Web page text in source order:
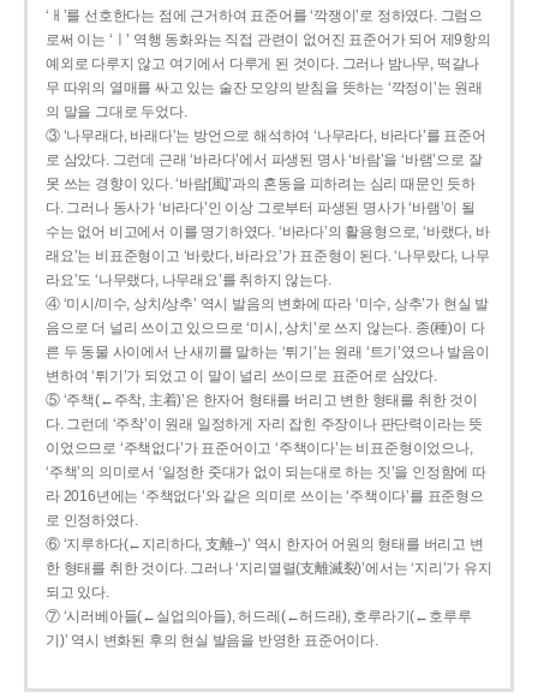
‘ㅐ’를 선호한다는 점에 근거하여 표준어를 ‘깍쟁이’로 정하였다. 그럼으
로써 이는 ‘ㅣ’ 역행 동화와는 직접 관련이 없어진 표준어가 되어 제9항의
예외로 다루지 않고 여기에서 다루게 된 것이다. 그러나 밤나무, 떡갈나
무 따위의 열매를 싸고 있는 술잔 모양의 받침을 뜻하는 ‘깍정이’는 원래
의 말을 그대로 두었다.
③ ‘나무래다, 바래다’는 방언으로 해석하여 ‘나무라다, 바라다’를 표준어
로 삼았다. 그런데 근래 ‘바라다’에서 파생된 명사 ‘바람’을 ‘바램’으로 잘
못 쓰는 경향이 있다. ‘바람[風]’과의 혼동을 피하려는 심리 때문인 듯하
다. 그러나 동사가 ‘바라다’인 이상 그로부터 파생된 명사가 ‘바램’이 될
수는 없어 비고에서 이를 명기하였다. ‘바라다’의 활용형으로, ‘바랬다, 바
래요’는 비표준형이고 ‘바랐다, 바라요’가 표준형이 된다. ‘나무랐다, 나무
라요’도 ‘나무랬다, 나무래요’를 취하지 않는다.
④ ‘미시/미수, 상치/상추’ 역시 발음의 변화에 따라 ‘미수, 상추’가 현실 발
음으로 더 널리 쓰이고 있으므로 ‘미시, 상치’로 쓰지 않는다. 종(種)이 다
른 두 동물 사이에서 난 새끼를 말하는 ‘튀기’는 원래 ‘트기’였으나 발음이
변하여 ‘튀기’가 되었고 이 말이 널리 쓰이므로 표준어로 삼았다.
⑤ ‘주책(←주착, 主着)’은 한자어 형태를 버리고 변한 형태를 취한 것이
다. 그런데 ‘주착’이 원래 일정하게 자리 잡힌 주장이나 판단력이라는 뜻
이었으므로 ‘주책없다’가 표준어이고 ‘주책이다’는 비표준형이었으나,
‘주책’의 의미로서 ‘일정한 줏대가 없이 되는대로 하는 짓’을 인정함에 따
라 2016년에는 ‘주책없다’와 같은 의미로 쓰이는 ‘주책이다’를 표준형으
로 인정하였다.
⑥ ‘지루하다(←지리하다, 支離--)’ 역시 한자어 어원의 형태를 버리고 변
한 형태를 취한 것이다. 그러나 ‘지리멸렬(支離滅裂)’에서는 ‘지리’가 유지
되고 있다.
⑦ ‘시러베아들(←실업의아들), 허드레(←허드래), 호루라기(←호루루
기)’ 역시 변화된 후의 현실 발음을 반영한 표준어이다.